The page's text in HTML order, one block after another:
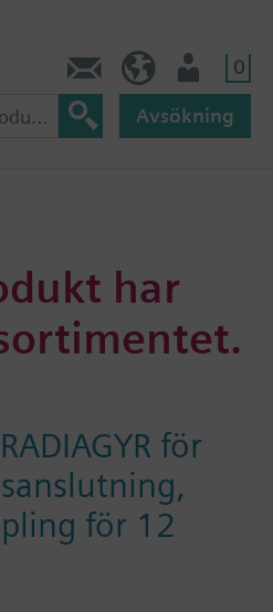
0
Avsökning
har
för
för 12